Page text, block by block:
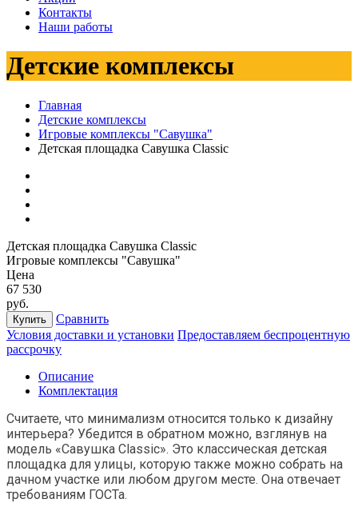
Контакты
Наши работы
Детские комплексы
Главная
Детские комплексы
Игровые комплексы "Савушка"
Детская площадка Савушка Classiс
Детская площадка Савушка Classiс
Игровые комплексы "Савушка"
Цена
67 530
руб.
Купить
Сравнить
Условия доставки и установки Предоставляем беспроцентную
рассрочку
Описание
Комплектация
Считаете, что минимализм относится только к дизайну
интерьера? Убедится в обратном можно, взглянув на
модель «Савушка Classic». Это классическая детская
площадка для улицы, которую также можно собрать на
дачном участке или любом другом месте. Она отвечает
требованиям ГОСТа.